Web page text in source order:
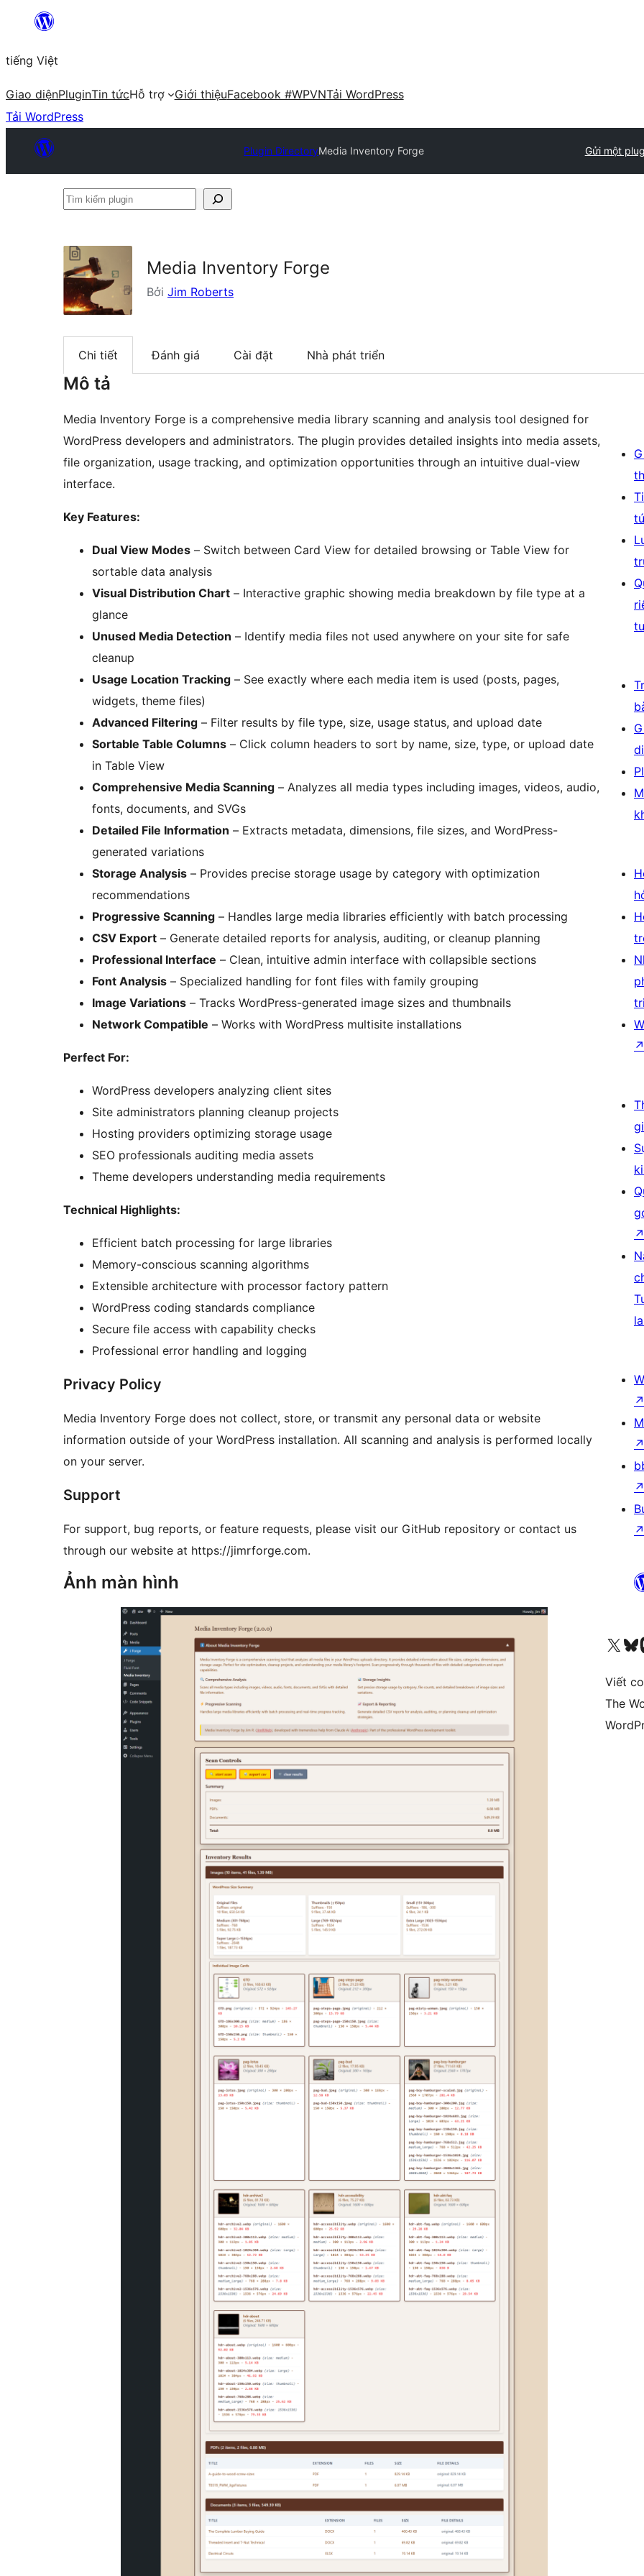
Chuyển
phần
nội
dung
tiếng Việt
Giao diệnPluginTin tứcHỗ trợ Giới thiệuFacebook #WPVNTải WordPress
Tải WordPress
Plugin DirectoryMedia Inventory Forge Gửi một
Tìm
Media Inventory Forge
Bởi Jim Roberts
Chi tiết Đánh giá Cài đặt Nhà phát triển
Mô tả
Media Inventory Forge is a comprehensive media library scanning and analysis tool designed for
WordPress developers and administrators. The plugin provides detailed insights into media assets,
file organization, usage tracking, and optimization opportunities through an intuitive dual-view
interface.
Key Features:
Dual View Modes – Switch between Card View for detailed browsing or Table View for
sortable data analysis
Visual Distribution Chart – Interactive graphic showing media breakdown by file type at a
glance
Unused Media Detection – Identify media files not used anywhere on your site for safe
cleanup
Usage Location Tracking – See exactly where each media item is used (posts, pages,
widgets, theme files)
Advanced Filtering – Filter results by file type, size, usage status, and upload date
Sortable Table Columns – Click column headers to sort by name, size, type, or upload date
in Table View
Comprehensive Media Scanning – Analyzes all media types including images, videos, audio,
fonts, documents, and SVGs
Detailed File Information – Extracts metadata, dimensions, file sizes, and WordPress-
generated variations
Storage Analysis – Provides precise storage usage by category with optimization
recommendations
Progressive Scanning – Handles large media libraries efficiently with batch processing
CSV Export – Generate detailed reports for analysis, auditing, or cleanup planning
Professional Interface – Clean, intuitive admin interface with collapsible sections
Font Analysis – Specialized handling for font files with family grouping
Image Variations – Tracks WordPress-generated image sizes and thumbnails
Network Compatible – Works with WordPress multisite installations
Perfect For:
WordPress developers analyzing client sites
Site administrators planning cleanup projects
Hosting providers optimizing storage usage
SEO professionals auditing media assets
Theme developers understanding media requirements
Technical Highlights:
Efficient batch processing for large libraries
Memory-conscious scanning algorithms
Extensible architecture with processor factory pattern
WordPress coding standards compliance
Secure file access with capability checks
Professional error handling and logging
Privacy Policy
Media Inventory Forge does not collect, store, or transmit any personal data or website
information outside of your WordPress installation. All scanning and analysis is performed locally
on your server.
Support
For support, bug reports, or feature requests, please visit our GitHub repository or contact us
through our website at https://jimrforge.com.
Ảnh màn hình
↗
↗
↗
↗
↗
↗
Truy cập tài khoản X (trước đây là Twitter) của chúng tôiVisit
Viết
The